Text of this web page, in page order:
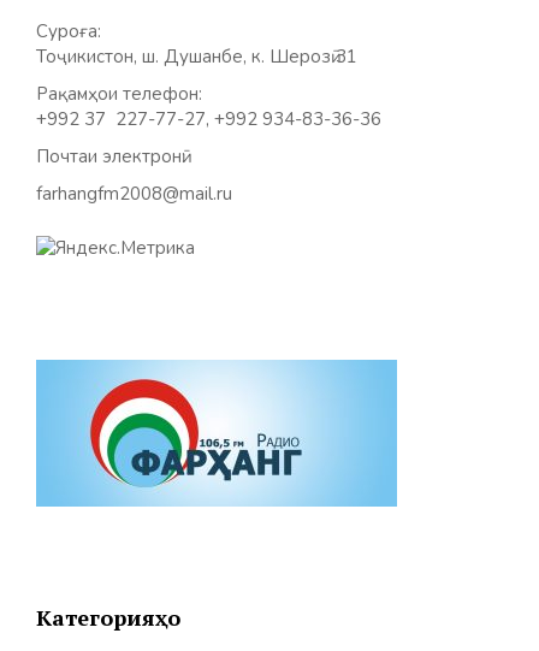
Суроға:
Тоҷикистон, ш. Душанбе, к. Шерозӣ 31
Рақамҳои телефон:
+992 37 227-77-27, +992 934-83-36-36
Почтаи электронӣ:
farhangfm2008@mail.ru
Категорияҳо